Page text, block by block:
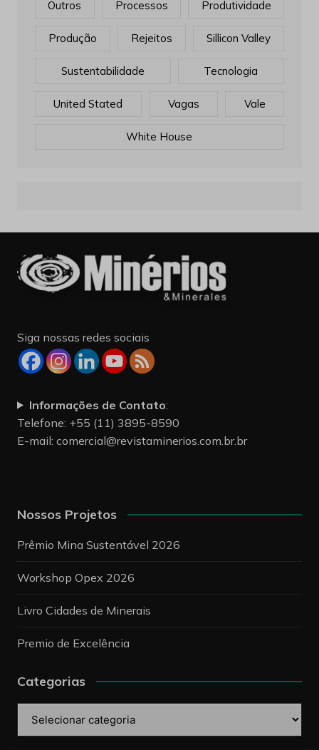
Outros Processos Produtividade
Produção Rejeitos Sillicon Valley
Sustentabilidade Tecnologia
United Stated Vagas Vale
White House
Siga nossas redes sociais
Informações de Contato:
Telefone: +55 (11) 3895-8590
E-mail: comercial@revistaminerios.com.br.br
Nossos Projetos
Prêmio Mina Sustentável 2026
Workshop Opex 2026
Livro Cidades de Minerais
Premio de Excelência
Categorias